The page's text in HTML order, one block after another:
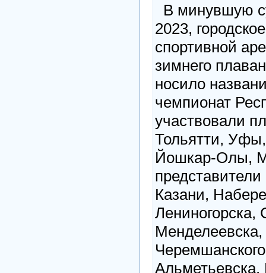
В минувшую
2023,
спортивной
зимнего
носило
чемпионат
участвовали
Тольятти, Уфы,
Йошкар-Олы,
Казани,
Лениногорска,
Менделеевска,
Альметьевска.